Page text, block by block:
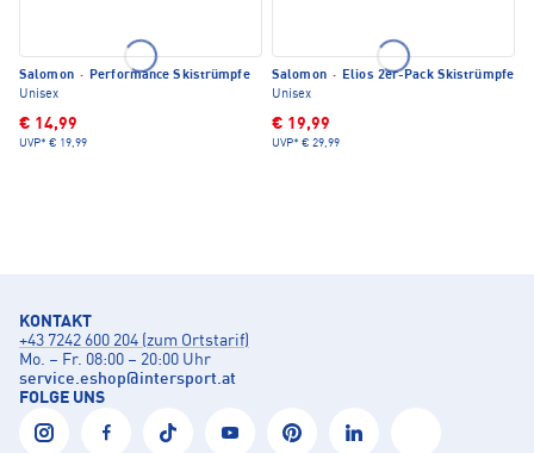
Salomon · Performance Skistrümpfe
Unisex
€ 14,99
UVP* € 19,99
Salomon · Elios 2er-Pack Skistrümpfe
Unisex
€ 19,99
UVP* € 29,99
KONTAKT
+43 7242 600 204 (zum Ortstarif)
Mo. – Fr. 08:00 – 20:00 Uhr
service.eshop@intersport.at
FOLGE UNS